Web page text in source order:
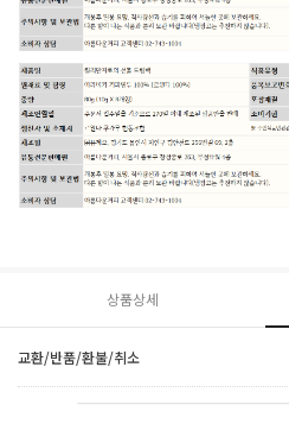
상품상세
교환/반품/환불/취소